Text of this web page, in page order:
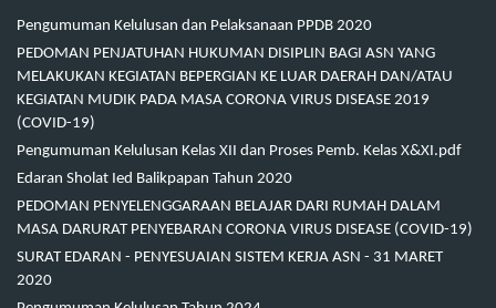
Pengumuman Kelulusan dan Pelaksanaan PPDB 2020
PEDOMAN PENJATUHAN HUKUMAN DISIPLIN BAGI ASN YANG
MELAKUKAN KEGIATAN BEPERGIAN KE LUAR DAERAH DAN/ATAU
KEGIATAN MUDIK PADA MASA CORONA VIRUS DISEASE 2019
(COVID-19)
Pengumuman Kelulusan Kelas XII dan Proses Pemb. Kelas X&XI.pdf
Edaran Sholat Ied Balikpapan Tahun 2020
PEDOMAN PENYELENGGARAAN BELAJAR DARI RUMAH DALAM
MASA DARURAT PENYEBARAN CORONA VIRUS DISEASE (COVID-19)
SURAT EDARAN - PENYESUAIAN SISTEM KERJA ASN - 31 MARET
2020